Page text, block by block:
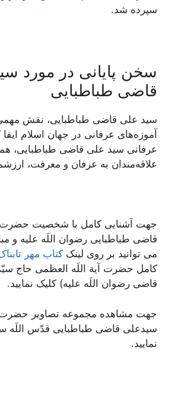
سپرده شد.
سخن پایانی در مورد
قاضی طباطبایی
سید علی قاضی طباطبایی، نقش
آموزه‌های عرفانی در جهان اسلام
عرفانی سید علی قاضی طباطبایی،
علاقه‌مندان به عرفان و معرفت،
جهت آشنایی کامل با شخصیت
قاضی طباطبایی رضوان اللَه علیه و
می توانید بر روی لینک کتاب مهر
کامل حضرت آیة اللَه العظمی حاج
قاضی رضوان اللَه علیه) کلیک نمایید.
جهت مشاهده مجموعه تصاویر حضرت
سیدعلی قاضی طباطبایی قدّس اللَه
نمایید.